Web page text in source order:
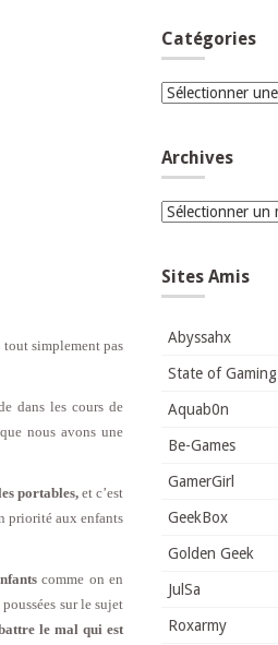
simplement pas
dans les cours de
nous avons une
portables,et c’est
priorité aux enfants
comme on en
sur le sujet
le mal qui est
Catégories
Catégories
Archives
Archives
Sites Amis
Abyssahx
State of Gaming
Aquab0n
Be-Games
GamerGirl
GeekBox
Golden Geek
JulSa
Roxarmy